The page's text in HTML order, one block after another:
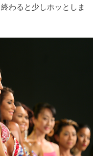
わると少しホッとしま